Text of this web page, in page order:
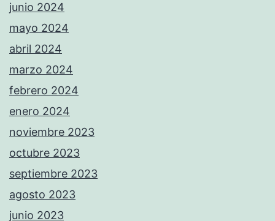
junio 2024
mayo 2024
abril 2024
marzo 2024
febrero 2024
enero 2024
noviembre 2023
octubre 2023
septiembre 2023
agosto 2023
junio 2023